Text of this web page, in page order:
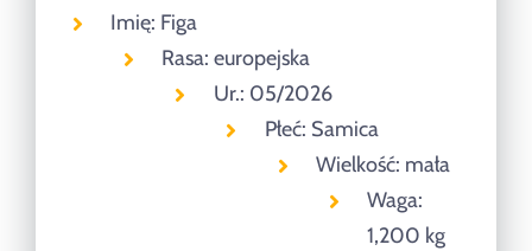
Imię: Figa
Rasa: europejska
Ur.: 05/2026
Płeć: Samica
Wielkość: mała
Waga:
1,200 kg